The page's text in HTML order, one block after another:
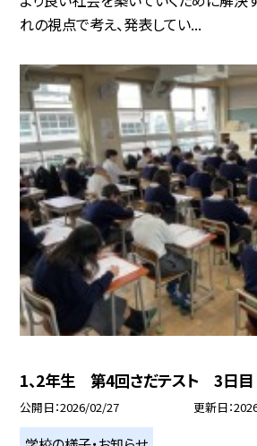
れの視点で考え、発表してい...
1、2年生 第4回さだテスト 3日目
公開日 2026/02/27 更新日